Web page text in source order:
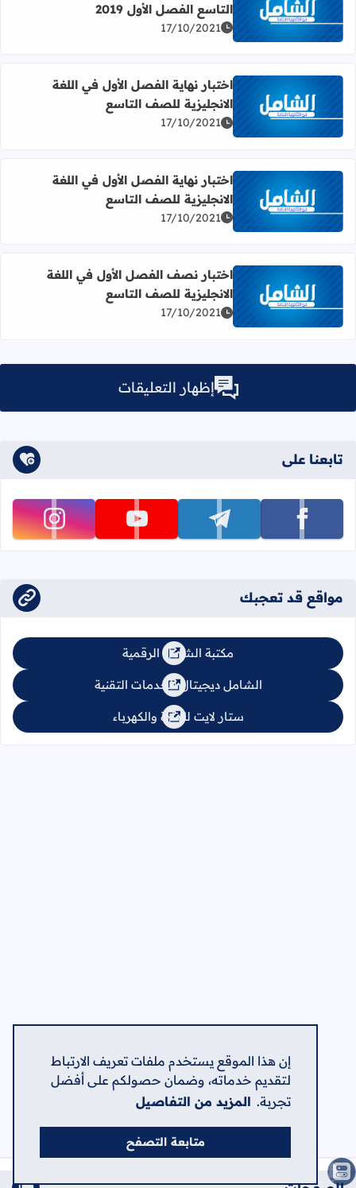
إن هذا الموقع يستخدم ملفات تعريف الارتباط
لتقديم خدماته، وضمان حصولكم على أفضل
تجربة. المزيد من التفاصيل
متابعة التصفح
اقرأ المزيد عن أوراق عمل في اللغة الانجليزية للصف التاسع
التاسع الفصل الأول 2019
17/10/2021
اقرأ المزيد عن اختبار نهاية الفصل الأول في اللغة
اختبار نهاية الفصل الأول في اللغة
الانجليزية للصف التاسع
17/10/2021
اقرأ المزيد عن اختبار نهاية الفصل الأول في اللغة
اختبار نهاية الفصل الأول في اللغة
الانجليزية للصف التاسع
17/10/2021
اقرأ المزيد عن اختبار نصف الفصل الأول في اللغة
اختبار نصف الفصل الأول في اللغة
الانجليزية للصف التاسع
17/10/2021
إظهار التعليقات
تابعنا على
تابعنا على facebook تابعنا على telegram تابعنا على youtube تابعنا على instagram
مواقع قد تعجبك
مكتبة الشامل الرقمية
الشامل ديجيتال للخدمات التقنية
ستار لايت للإنارة والكهرباء